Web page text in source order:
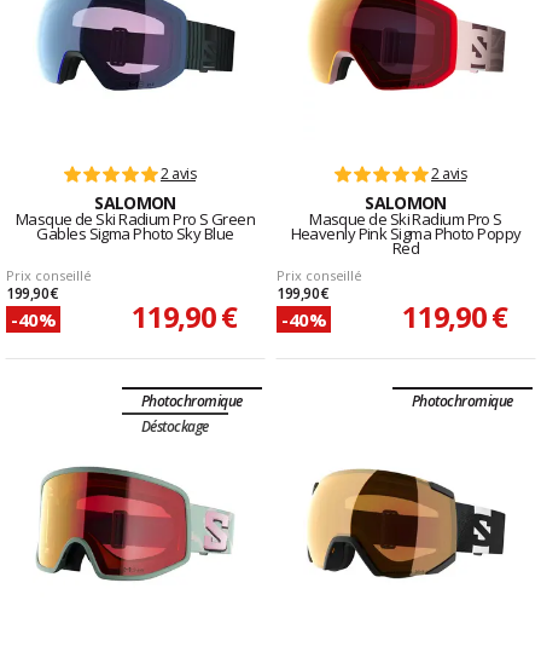
2 avis
SALOMON
Masque de Ski Radium Pro S Green
Gables Sigma Photo Sky Blue
Prix conseillé
199,90 €
-40% 119,90 €
2 avis
SALOMON
Masque de Ski Radium Pro S
Heavenly Pink Sigma Photo Poppy
Red
Prix conseillé
199,90 €
-40% 119,90 €
Photochromique
Déstockage
Photochromique